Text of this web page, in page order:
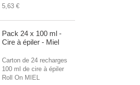
5,63 €
Pack 24 x 100 ml -
Cire à épiler - Miel
Carton de 24 recharges
100 ml de cire à épiler
Roll On MIEL